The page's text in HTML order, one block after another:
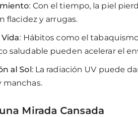
: Con el tiempo, la piel
flacidez y arrugas.
: Hábitos como el
saludable pueden acelerar el
al Sol: La radiación UV puede
manchas.
Mirada Cansada